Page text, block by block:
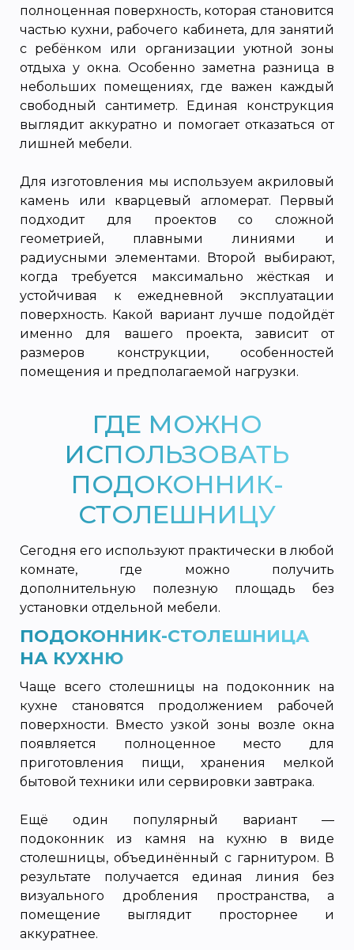
полноценная поверхность, которая становится
частью кухни, рабочего кабинета, для занятий
с ребёнком или организации уютной зоны
отдыха у окна. Особенно заметна разница в
небольших помещениях, где важен каждый
свободный сантиметр. Единая конструкция
выглядит аккуратно и помогает отказаться от
лишней мебели.
Для изготовления мы используем акриловый
камень или кварцевый агломерат. Первый
подходит для проектов со сложной
геометрией, плавными линиями и
радиусными элементами. Второй выбирают,
когда требуется максимально жёсткая и
устойчивая к ежедневной эксплуатации
поверхность. Какой вариант лучше подойдёт
именно для вашего проекта, зависит от
размеров конструкции, особенностей
помещения и предполагаемой нагрузки.
ГДЕ МОЖНО
ИСПОЛЬЗОВАТЬ
ПОДОКОННИК-
СТОЛЕШНИЦУ
Сегодня его используют практически в любой
комнате, где можно получить
дополнительную полезную площадь без
установки отдельной мебели.
ПОДОКОННИК-СТОЛЕШНИЦА
НА КУХНЮ
Чаще всего столешницы на подоконник на
кухне становятся продолжением рабочей
поверхности. Вместо узкой зоны возле окна
появляется полноценное место для
приготовления пищи, хранения мелкой
бытовой техники или сервировки завтрака.
Ещё один популярный вариант —
подоконник из камня на кухню в виде
столешницы, объединённый с гарнитуром. В
результате получается единая линия без
визуального дробления пространства, а
помещение выглядит просторнее и
аккуратнее.